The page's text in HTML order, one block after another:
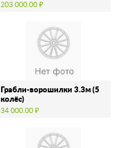
203 000.00 ₽
Грабли-ворошилки 3.3м (5
колёс)
34 000.00 ₽